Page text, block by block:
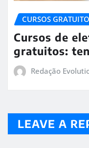
CURSOS
Cursos de
gratuitos:
Redação
LEAVE A